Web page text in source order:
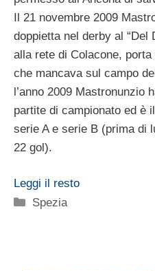
Il 21 novembre 2009
doppietta nel derby al “Del
alla rete di Colacone,
che mancava sul campo
l’anno 2009 Mastronunzio
partite di campionato ed è
serie A e serie B (prima di
22 gol).
Leggi il resto
Categorie
Spezia